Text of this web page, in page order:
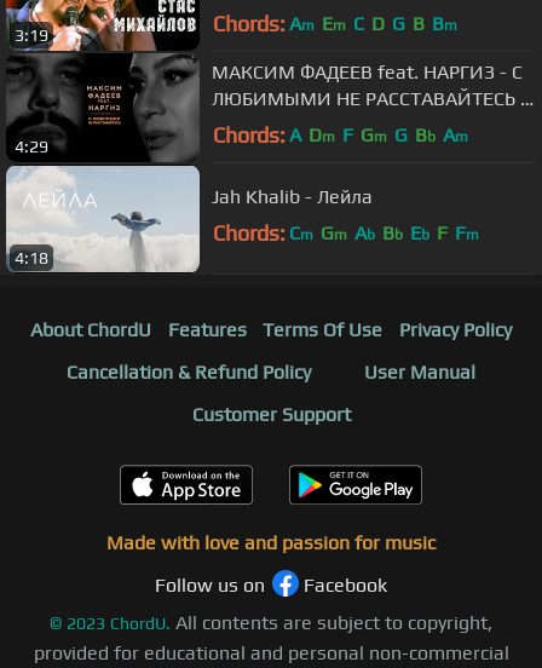
3:19 Chords: Am Em C D G B Bm
4:29
МАКСИМ ФАДЕЕВ feat. НАРГИЗ - С
ЛЮБИМЫМИ НЕ РАССТАВАЙТЕСЬ |
ПРЕМЬЕРА 2016
Chords: A Dm F Gm G Bb Am
4:18
Jah Khalib - Лейла
Chords: Cm Gm Ab Bb Eb F Fm
About ChordU Features Terms Of Use
Privacy Policy
Cancellation & Refund Policy
User Manual
Customer Support
Made with love and passion for music
Follow us on
Facebook
© 2023 ChordU. All contents are subject to copyright,
provided for educational and personal non-commercial